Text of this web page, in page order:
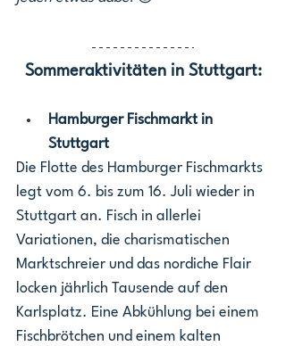
Sommeraktivitäten in Stuttgart:
Hamburger Fischmarkt in
Stuttgart
Die Flotte des Hamburger Fischmarkts
legt vom 6. bis zum 16. Juli wieder in
Stuttgart an. Fisch in allerlei
Variationen, die charismatischen
Marktschreier und das nordiche Flair
locken jährlich Tausende auf den
Karlsplatz. Eine Abkühlung bei einem
Fischbrötchen und einem kalten